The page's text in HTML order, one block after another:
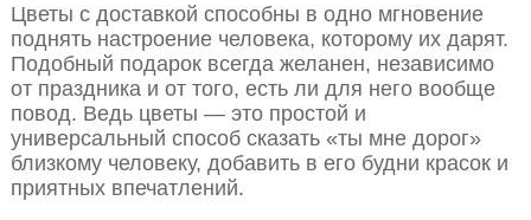
Цветы с доставкой способны в одно мгновение
поднять настроение человека, которому их дарят.
Подобный подарок всегда желанен, независимо
от праздника и от того, есть ли для него вообще
повод. Ведь цветы — это простой и
универсальный способ сказать «ты мне дорог»
близкому человеку, добавить в его будни красок и
приятных впечатлений.